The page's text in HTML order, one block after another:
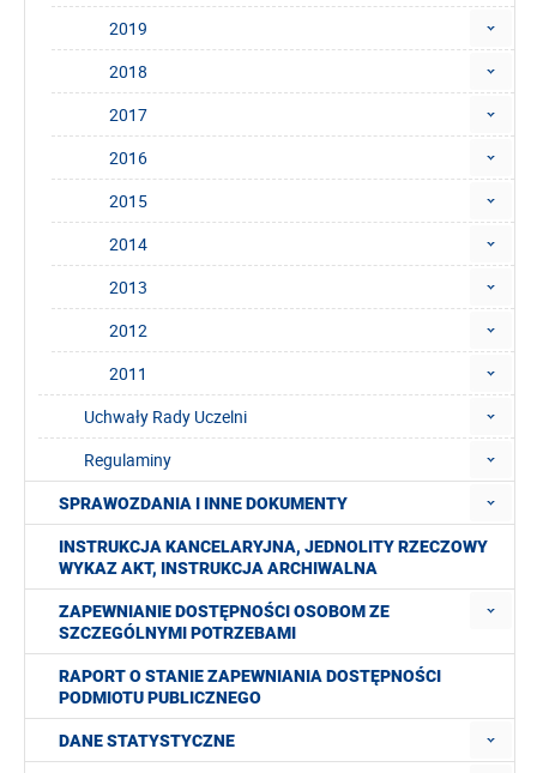
2019
2018
2017
2016
2015
2014
2013
2012
2011
Uchwały Rady Uczelni
Regulaminy
SPRAWOZDANIA I INNE DOKUMENTY
INSTRUKCJA KANCELARYJNA, JEDNOLITY RZECZOWY
WYKAZ AKT, INSTRUKCJA ARCHIWALNA
ZAPEWNIANIE DOSTĘPNOŚCI OSOBOM ZE
SZCZEGÓLNYMI POTRZEBAMI
RAPORT O STANIE ZAPEWNIANIA DOSTĘPNOŚCI
PODMIOTU PUBLICZNEGO
DANE STATYSTYCZNE